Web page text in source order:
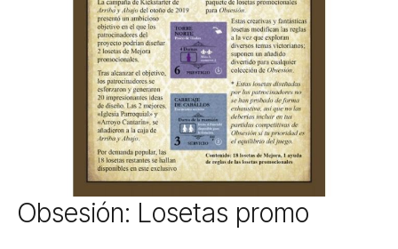
Saltar
al
Obsesión: Losetas promo